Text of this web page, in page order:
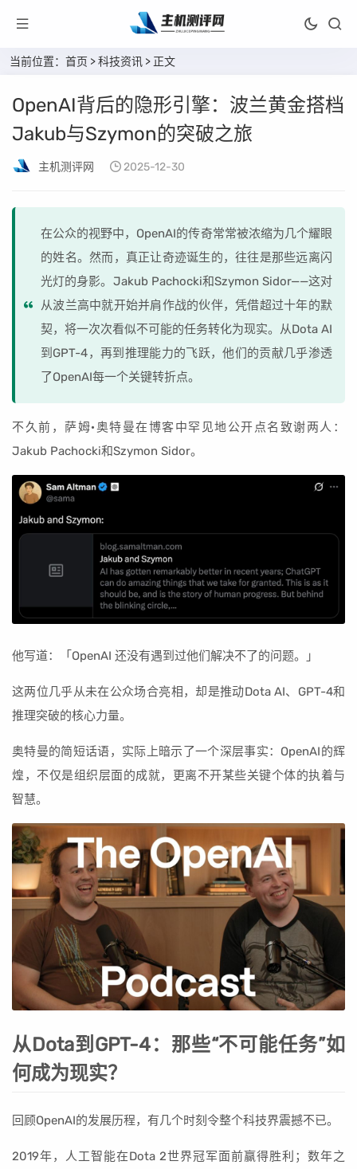
当前位置： 首页 >科技资讯 > 正文
OpenAI背后的隐形引擎：波兰黄金搭档
Jakub与Szymon的突破之旅
主机测评网 2025-12-30
在公众的视野中，OpenAI的传奇常常被浓缩为几个耀眼
的姓名。然而，真正让奇迹诞生的，往往是那些远离闪
光灯的身影。Jakub Pachocki和Szymon Sidor——这对
从波兰高中就开始并肩作战的伙伴，凭借超过十年的默
契，将一次次看似不可能的任务转化为现实。从Dota AI
到GPT-4，再到推理能力的飞跃，他们的贡献几乎渗透
了OpenAI每一个关键转折点。
不久前，萨姆·奥特曼在博客中罕见地公开点名致谢两人：
Jakub Pachocki和Szymon Sidor。
他写道：「OpenAI 还没有遇到过他们解决不了的问题。」
这两位几乎从未在公众场合亮相，却是推动Dota AI、GPT-4和
推理突破的核心力量。
奥特曼的简短话语，实际上暗示了一个深层事实：OpenAI的辉
煌，不仅是组织层面的成就，更离不开某些关键个体的执着与
智慧。
从Dota到GPT-4：那些“不可能任务”如
何成为现实？
回顾OpenAI的发展历程，有几个时刻令整个科技界震撼不已。
2019年，人工智能在Dota 2世界冠军面前赢得胜利；数年之